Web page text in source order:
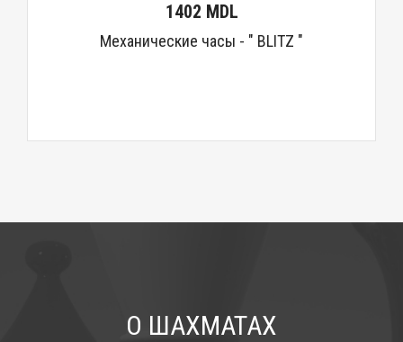
1402 MDL
Механические часы - " BLITZ "
О ШАХМАТАХ